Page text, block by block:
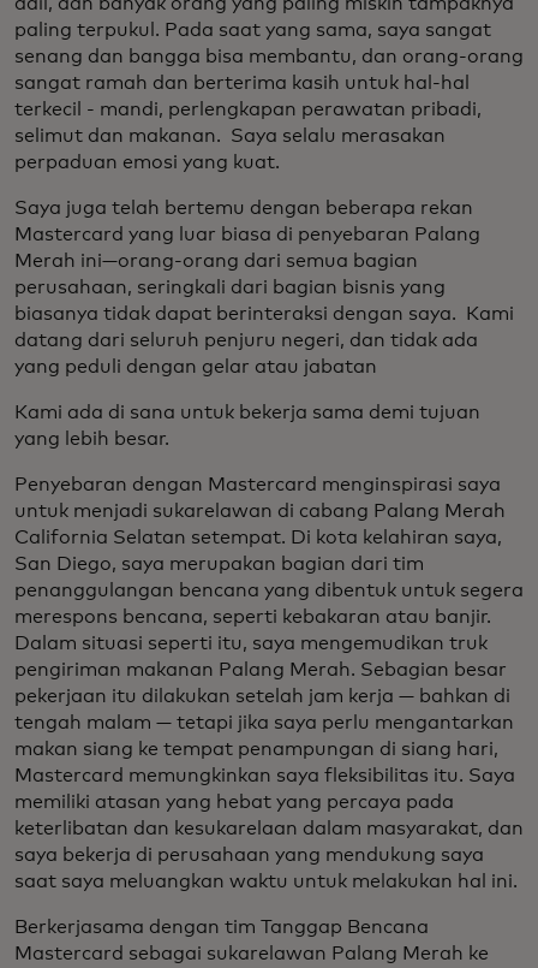
paling terpukul. Pada saat yang sama, saya sangat
senang dan bangga bisa membantu, dan orang-orang
sangat ramah dan berterima kasih untuk hal-hal
terkecil - mandi, perlengkapan perawatan pribadi,
selimut dan makanan. Saya selalu merasakan
perpaduan emosi yang kuat.
Saya juga telah bertemu dengan beberapa rekan
Mastercard yang luar biasa di penyebaran Palang
Merah ini—orang-orang dari semua bagian
perusahaan, seringkali dari bagian bisnis yang
biasanya tidak dapat berinteraksi dengan saya. Kami
datang dari seluruh penjuru negeri, dan tidak ada
yang peduli dengan gelar atau jabatan
Kami ada di sana untuk bekerja sama demi tujuan
yang lebih besar.
Penyebaran dengan Mastercard menginspirasi saya
untuk menjadi sukarelawan di cabang Palang Merah
California Selatan setempat. Di kota kelahiran saya,
San Diego, saya merupakan bagian dari tim
penanggulangan bencana yang dibentuk untuk segera
merespons bencana, seperti kebakaran atau banjir.
Dalam situasi seperti itu, saya mengemudikan truk
pengiriman makanan Palang Merah. Sebagian besar
pekerjaan itu dilakukan setelah jam kerja — bahkan di
tengah malam — tetapi jika saya perlu mengantarkan
makan siang ke tempat penampungan di siang hari,
Mastercard memungkinkan saya fleksibilitas itu. Saya
memiliki atasan yang hebat yang percaya pada
keterlibatan dan kesukarelaan dalam masyarakat, dan
saya bekerja di perusahaan yang mendukung saya
saat saya meluangkan waktu untuk melakukan hal ini.
Berkerjasama dengan tim Tanggap Bencana
Mastercard sebagai sukarelawan Palang Merah ke